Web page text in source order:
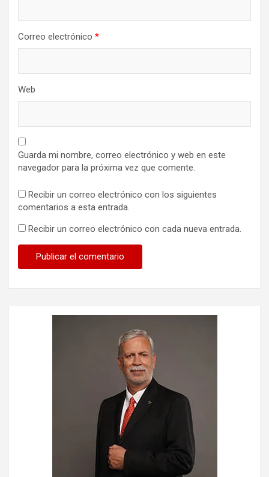
Correo electrónico *
Web
Guarda mi nombre, correo electrónico y web en este
navegador para la próxima vez que comente.
Recibir un correo electrónico con los siguientes
comentarios a esta entrada.
Recibir un correo electrónico con cada nueva entrada.